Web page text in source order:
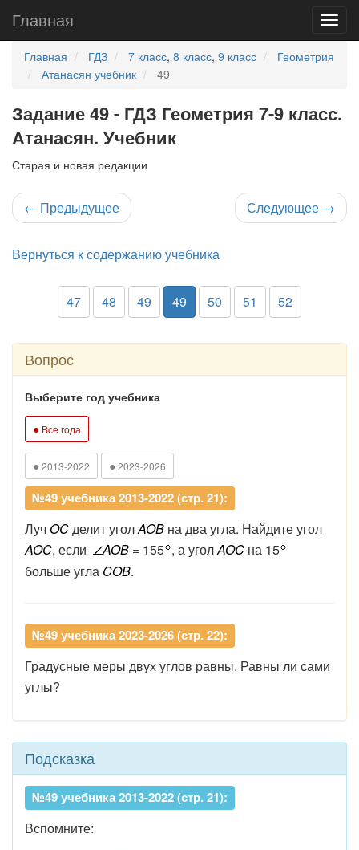
Главная
Главная ГДЗ 7 класс, 8 класс, 9 класс
Геометрия
Атанасян учебник
49
Задание 49 - ГДЗ Геометрия 7-9 класс.
Атанасян. Учебник
Старая и новая редакции
← Предыдущее Следующее →
Вернуться к содержанию учебника
47 48 49 49 50 51 52
Вопрос
Выберите год учебника
● Все года
● 2013-2022 ● 2023-2026
№49 учебника 2013-2022 (стр. 21):
ЛучOCделит уголAOB на два угла. Найдите угол
AOC, если AOB = 155 , а уголAOC на 15
больше угла COB.
№49 учебника 2023-2026 (стр. 22):
Градусные меры двух углов равны. Равны ли сами
углы?
Подсказка
№49 учебника 2013-2022 (стр. 21):
Вспомните: